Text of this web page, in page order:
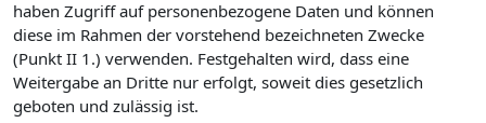
haben Zugriff auf personenbezogene Daten und können
diese im Rahmen der vorstehend bezeichneten Zwecke
(Punkt II 1.) verwenden. Festgehalten wird, dass eine
Weitergabe an Dritte nur erfolgt, soweit dies gesetzlich
geboten und zulässig ist.